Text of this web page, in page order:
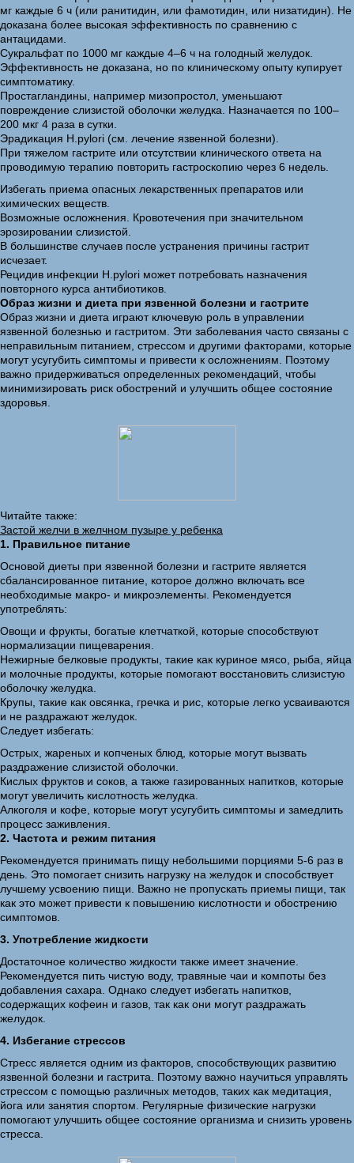
мг каждые 6 ч (или ранитидин, или фамотидин, или низатидин). Не
доказана более высокая эффективность по сравнению с
антацидами.
Сукральфат по 1000 мг каждые 4–6 ч на голодный желудок.
Эффективность не доказана, но по клиническому опыту купирует
симптоматику.
Простагландины, например мизопростол, уменьшают
повреждение слизистой оболочки желудка. Назначается по 100–
200 мкг 4 раза в сутки.
Эрадикация H.pylori (см. лечение язвенной болезни).
При тяжелом гастрите или отсутствии клинического ответа на
проводимую терапию повторить гастроскопию через 6 недель.
Избегать приема опасных лекарственных препаратов или
химических веществ.
Возможные осложнения. Кровотечения при значительном
эрозировании слизистой.
В большинстве случаев после устранения причины гастрит
исчезает.
Рецидив инфекции H.pylori может потребовать назначения
повторного курса антибиотиков.
Образ жизни и диета при язвенной болезни и гастрите
Образ жизни и диета играют ключевую роль в управлении
язвенной болезнью и гастритом. Эти заболевания часто связаны с
неправильным питанием, стрессом и другими факторами, которые
могут усугубить симптомы и привести к осложнениям. Поэтому
важно придерживаться определенных рекомендаций, чтобы
минимизировать риск обострений и улучшить общее состояние
здоровья.
Читайте также:
Застой желчи в желчном пузыре у ребенка
1. Правильное питание
Основой диеты при язвенной болезни и гастрите является
сбалансированное питание, которое должно включать все
необходимые макро- и микроэлементы. Рекомендуется
употреблять:
Овощи и фрукты, богатые клетчаткой, которые способствуют
нормализации пищеварения.
Нежирные белковые продукты, такие как куриное мясо, рыба, яйца
и молочные продукты, которые помогают восстановить слизистую
оболочку желудка.
Крупы, такие как овсянка, гречка и рис, которые легко усваиваются
и не раздражают желудок.
Следует избегать:
Острых, жареных и копченых блюд, которые могут вызвать
раздражение слизистой оболочки.
Кислых фруктов и соков, а также газированных напитков, которые
могут увеличить кислотность желудка.
Алкоголя и кофе, которые могут усугубить симптомы и замедлить
процесс заживления.
2. Частота и режим питания
Рекомендуется принимать пищу небольшими порциями 5-6 раз в
день. Это помогает снизить нагрузку на желудок и способствует
лучшему усвоению пищи. Важно не пропускать приемы пищи, так
как это может привести к повышению кислотности и обострению
симптомов.
3. Употребление жидкости
Достаточное количество жидкости также имеет значение.
Рекомендуется пить чистую воду, травяные чаи и компоты без
добавления сахара. Однако следует избегать напитков,
содержащих кофеин и газов, так как они могут раздражать
желудок.
4. Избегание стрессов
Стресс является одним из факторов, способствующих развитию
язвенной болезни и гастрита. Поэтому важно научиться управлять
стрессом с помощью различных методов, таких как медитация,
йога или занятия спортом. Регулярные физические нагрузки
помогают улучшить общее состояние организма и снизить уровень
стресса.